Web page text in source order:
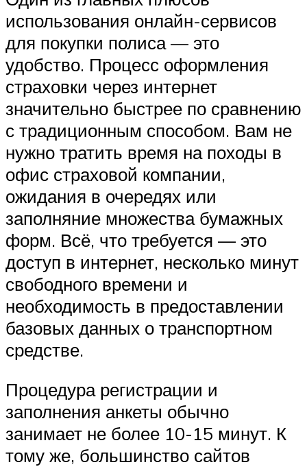
использования онлайн-сервисов
для покупки полиса — это
удобство. Процесс оформления
страховки через интернет
значительно быстрее по сравнению
с традиционным способом. Вам не
нужно тратить время на походы в
офис страховой компании,
ожидания в очередях или
заполняние множества бумажных
форм. Всё, что требуется — это
доступ в интернет, несколько минут
свободного времени и
необходимость в предоставлении
базовых данных о транспортном
средстве.
Процедура регистрации и
заполнения анкеты обычно
занимает не более 10-15 минут. К
тому же, большинство сайтов